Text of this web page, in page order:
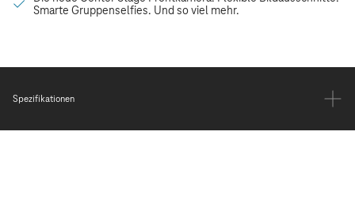
Spezifikationen